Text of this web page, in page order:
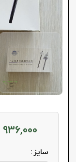
936,000
سایز